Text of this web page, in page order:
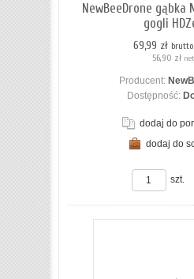
NewBeeDrone gąbka
gogli
69,99 zł brutto
56,90 zł
Producent:
Dostępność:
dodaj do
dodaj do
szt.